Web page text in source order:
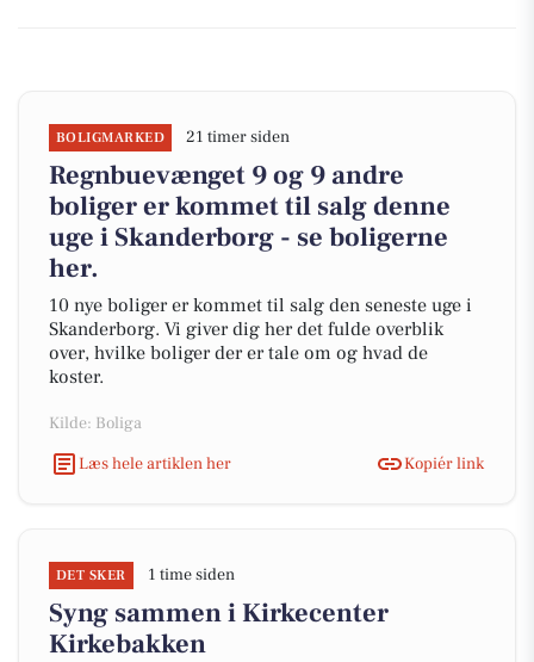
BOLIGMARKED 21 timer siden
Regnbuevænget 9 og 9 andre
boliger er kommet til salg denne
uge i Skanderborg - se boligerne
her.
10 nye boliger er kommet til salg den seneste uge i
Skanderborg. Vi giver dig her det fulde overblik
over, hvilke boliger der er tale om og hvad de
koster.
Kilde: Boliga
Læs hele artiklen her
Kopiér link
DET SKER 1 time siden
Syng sammen i Kirkecenter
Kirkebakken